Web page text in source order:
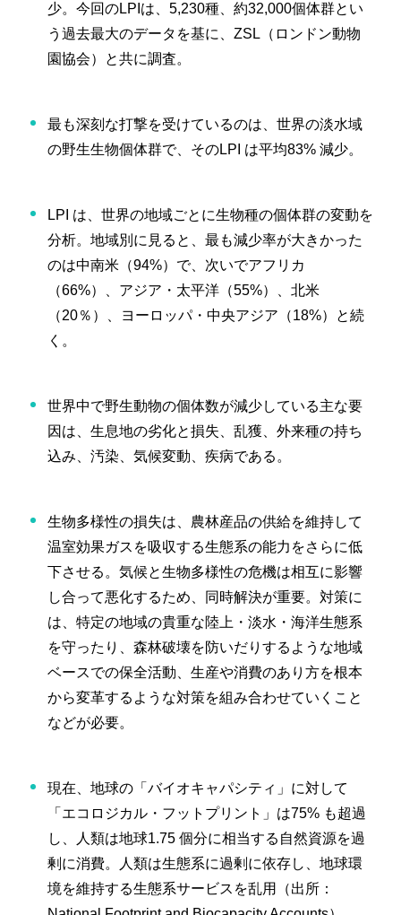
少。今回のLPIは、5,230種、約32,000個体群とい
う過去最大のデータを基に、ZSL（ロンドン動物
園協会）と共に調査。
最も深刻な打撃を受けているのは、世界の淡水域
の野生生物個体群で、そのLPI は平均83% 減少。
LPI は、世界の地域ごとに生物種の個体群の変動を
分析。地域別に見ると、最も減少率が大きかった
のは中南米（94%）で、次いでアフリカ
（66%）、アジア・太平洋（55%）、北米
（20％）、ヨーロッパ・中央アジア（18%）と続
く。
世界中で野生動物の個体数が減少している主な要
因は、生息地の劣化と損失、乱獲、外来種の持ち
込み、汚染、気候変動、疾病である。
生物多様性の損失は、農林産品の供給を維持して
温室効果ガスを吸収する生態系の能力をさらに低
下させる。気候と生物多様性の危機は相互に影響
し合って悪化するため、同時解決が重要。対策に
は、特定の地域の貴重な陸上・淡水・海洋生態系
を守ったり、森林破壊を防いだりするような地域
ベースでの保全活動、生産や消費のあり方を根本
から変革するような対策を組み合わせていくこと
などが必要。
現在、地球の「バイオキャパシティ」に対して
「エコロジカル・フットプリント」は75% も超過
し、人類は地球1.75 個分に相当する自然資源を過
剰に消費。人類は生態系に過剰に依存し、地球環
境を維持する生態系サービスを乱用（出所：